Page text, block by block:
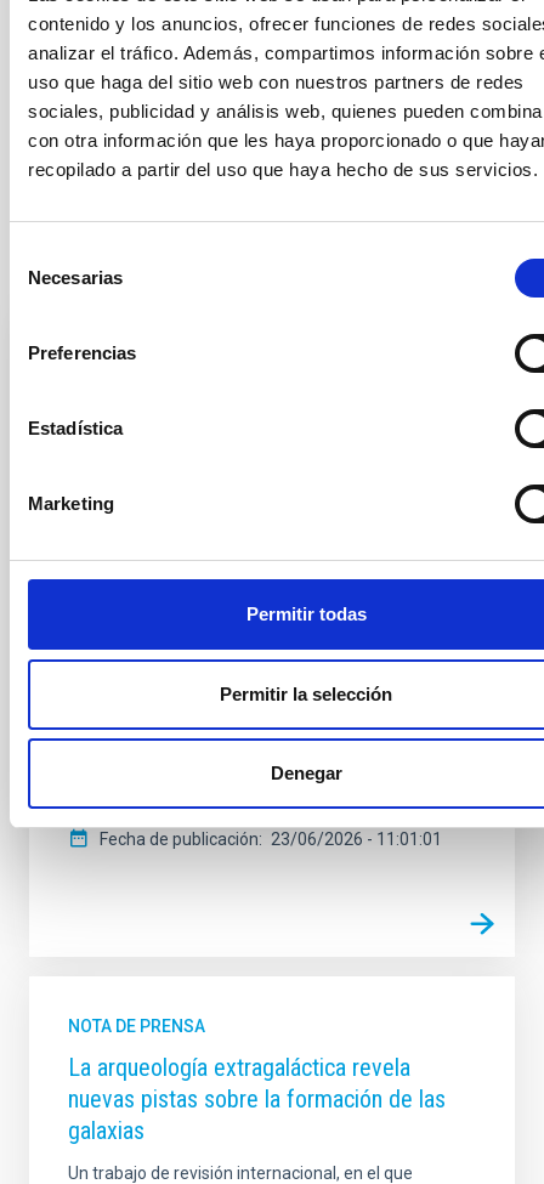
contenido y los anuncios, ofrecer funciones de redes
analizar el tráfico. Además, compartimos información sobre
uso que haga del sitio web con nuestros partners de redes
sociales, publicidad y análisis web, quienes pueden
con otra información que les haya proporcionado o que
recopilado a partir del uso que haya hecho de sus servicios.
Necesarias
Preferencias
Estadística
Marketing
Permitir todas
Permitir la selección
Denegar
Otras noticias relacionadas
NOTA DE PRENSA
Advanced Grant” para estudiar la evolución
El Instituto de Astrofísica de Canarias (IAC) ha
Europeo de Investigación (ERC) para el proyecto
MELODY, liderado por la investigadora Savita Mathur.
Esta ayuda, una de las más prestigiosas y
personal investigador con trayectorias consolidadas
y propuestas altamente innovadoras, con el objetivo
abrir nuevas vías de conocimiento. MELODY tendrá
como objetivo principal estudiar la rotación y la
actividad magnética de estrellas similares al Sol para
Fecha de publicación 23/06/2026 - 11:01:01
NOTA DE PRENSA
La arqueología extragaláctica revela
nuevas pistas sobre la formación de las
galaxias
Un trabajo de revisión internacional, en el que